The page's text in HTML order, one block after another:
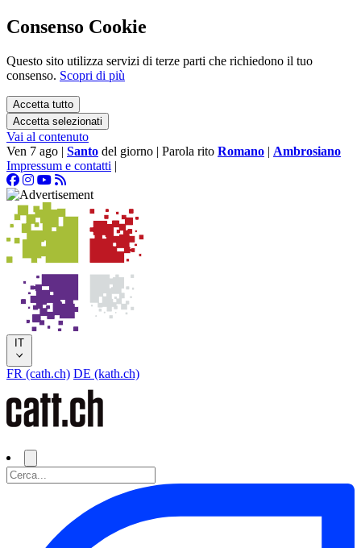
Consenso Cookie
Questo sito utilizza servizi di terze parti che richiedono il tuo
consenso. Scopri di più
Accetta tutto
Accetta selezionati
Vai al contenuto
Ven 7 ago | Santo del giorno | Parola rito Romano | Ambrosiano
Impressum e contatti |
IT
FR (cath.ch) DE (kath.ch)